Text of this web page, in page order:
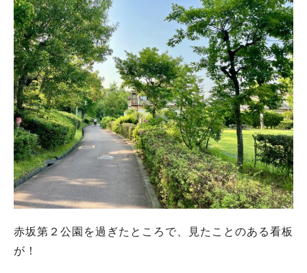
赤坂第２公園を過ぎたところで、見たことのある看板
が！